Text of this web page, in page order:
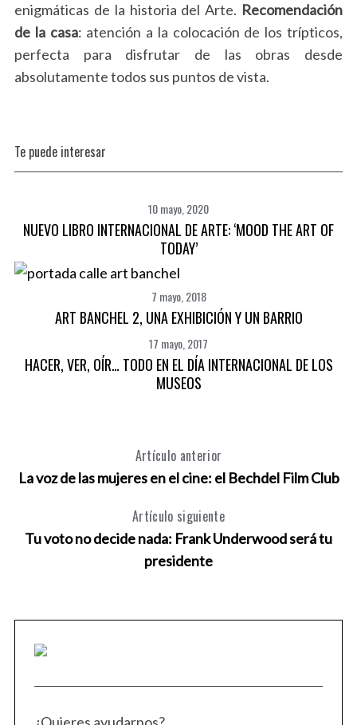
enigmáticas de la historia del Arte. Recomendación
de la casa: atención a la colocación de los trípticos,
perfecta para disfrutar de las obras desde
absolutamente todos sus puntos de vista.
Te puede interesar
10 mayo, 2020
NUEVO LIBRO INTERNACIONAL DE ARTE: ‘MOOD THE ART OF
TODAY’
7 mayo, 2018
ART BANCHEL 2, UNA EXHIBICIÓN Y UN BARRIO
17 mayo, 2017
HACER, VER, OÍR… TODO EN EL DÍA INTERNACIONAL DE LOS
MUSEOS
Artículo anterior
La voz de las mujeres en el cine: el Bechdel Film Club
Artículo siguiente
Tu voto no decide nada: Frank Underwood será tu
presidente